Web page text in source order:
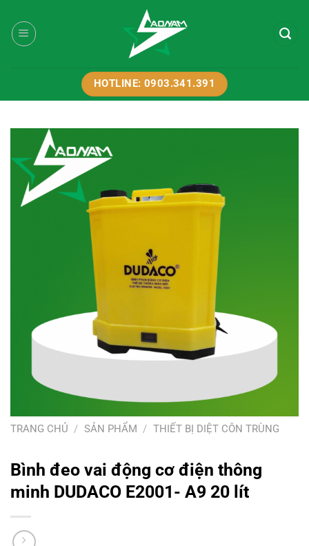
qua
nội
HOTLINE: 0903.341.391
TRANG CHỦ / SẢN PHẨM / THIẾT BỊ DIỆT CÔN TRÙNG
Bình đeo vai động cơ điện thông
minh DUDACO E2001- A9 20 lít